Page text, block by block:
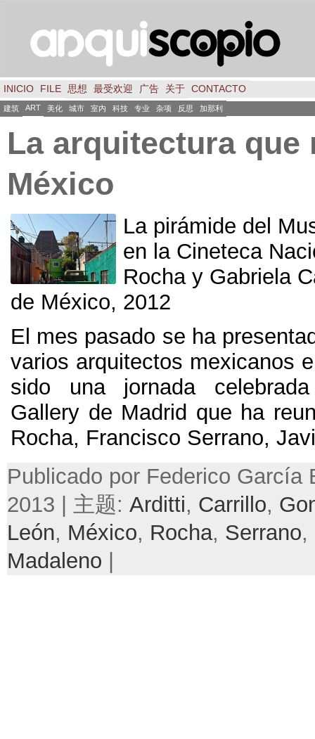
INICIO FILE 思想 最受欢迎 广告 关于 CONTACTO
建筑 ART 美化 城市 室内 科技 专业 杂项 反思 加那利
La arquitectura que
México
La pirámide del
en la Cineteca
Rocha y Gabriela
de México, 2012
El mes pasado se ha
varios arquitectos mexicanos
sido una jornada
Gallery de Madrid que ha
Rocha, Francisco Serrano,
Publicado por Federico García
2013 | 主题: Arditti, Carrillo,
León, México, Rocha, Serrano,
Madaleno